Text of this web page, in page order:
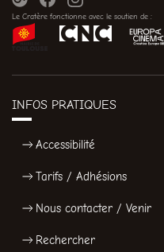
Le Cratère fonctionne avec le soutien de :
INFOS PRATIQUES
Accessibilité
Tarifs / Adhésions
Nous contacter / Venir
Rechercher